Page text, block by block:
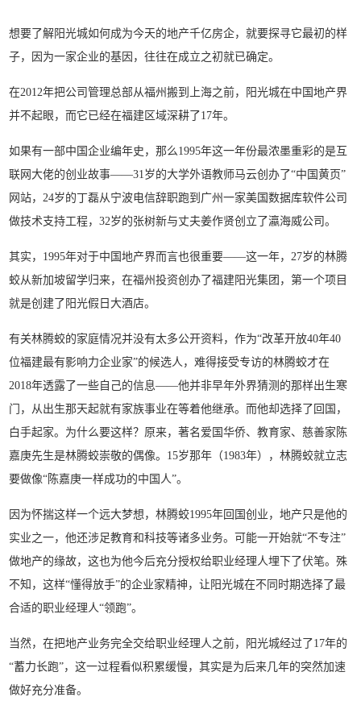
想要了解阳光城如何成为今天的地产千亿房企，就要探寻它最初的样
子，因为一家企业的基因，往往在成立之初就已确定。
在2012年把公司管理总部从福州搬到上海之前，阳光城在中国地产界
并不起眼，而它已经在福建区域深耕了17年。
如果有一部中国企业编年史，那么1995年这一年份最浓墨重彩的是互
联网大佬的创业故事——31岁的大学外语教师马云创办了“中国黄页”
网站，24岁的丁磊从宁波电信辞职跑到广州一家美国数据库软件公司
做技术支持工程，32岁的张树新与丈夫姜作贤创立了瀛海威公司。
其实，1995年对于中国地产界而言也很重要——这一年，27岁的林腾
蛟从新加坡留学归来，在福州投资创办了福建阳光集团，第一个项目
就是创建了阳光假日大酒店。
有关林腾蛟的家庭情况并没有太多公开资料，作为“改革开放40年40
位福建最有影响力企业家”的候选人，难得接受专访的林腾蛟才在
2018年透露了一些自己的信息——他并非早年外界猜测的那样出生寒
门，从出生那天起就有家族事业在等着他继承。而他却选择了回国，
白手起家。为什么要这样？原来，著名爱国华侨、教育家、慈善家陈
嘉庚先生是林腾蛟崇敬的偶像。15岁那年（1983年），林腾蛟就立志
要做像“陈嘉庚一样成功的中国人”。
因为怀揣这样一个远大梦想，林腾蛟1995年回国创业，地产只是他的
实业之一，他还涉足教育和科技等诸多业务。可能一开始就“不专注”
做地产的缘故，这也为他今后充分授权给职业经理人埋下了伏笔。殊
不知，这样“懂得放手”的企业家精神，让阳光城在不同时期选择了最
合适的职业经理人“领跑”。
当然，在把地产业务完全交给职业经理人之前，阳光城经过了17年的
“蓄力长跑”，这一过程看似积累缓慢，其实是为后来几年的突然加速
做好充分准备。